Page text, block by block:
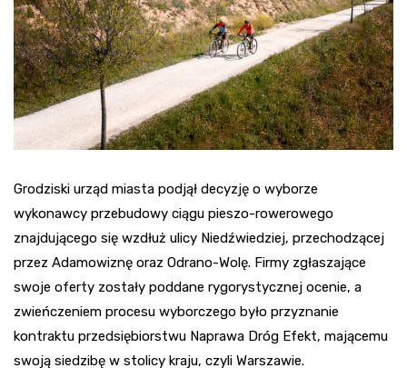
Grodziski urząd miasta podjął decyzję o wyborze
wykonawcy przebudowy ciągu pieszo-rowerowego
znajdującego się wzdłuż ulicy Niedźwiedziej, przechodzącej
przez Adamowiznę oraz Odrano-Wolę. Firmy zgłaszające
swoje oferty zostały poddane rygorystycznej ocenie, a
zwieńczeniem procesu wyborczego było przyznanie
kontraktu przedsiębiorstwu Naprawa Dróg Efekt, mającemu
swoją siedzibę w stolicy kraju, czyli Warszawie.